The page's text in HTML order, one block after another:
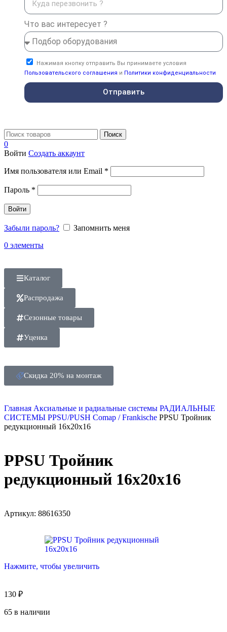
Что вас интересует ?
Нажимая кнопку отправить Вы принимаете условия
Пользовательского соглашения и Политики конфиденциальности
Отправить
Поиск
0
Войти Создать аккаунт
Имя пользователя или Email *
Пароль *
Войти
Забыли пароль?
Запомнить меня
0 элементы
Каталог
Распродажа
Сезонные товары
Уценка
Скидка 20% на монтаж
Главная Аксиальные и радиальные системы РАДИАЛЬНЫЕ
СИСТЕМЫ PPSU/PUSH Comap / Frankische PPSU Тройник
редукционный 16х20х16
PPSU Тройник
редукционный 16х20х16
Артикул: 88616350
Нажмите, чтобы увеличить
130 ₽
65 в наличии